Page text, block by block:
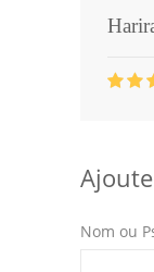
Nom ou